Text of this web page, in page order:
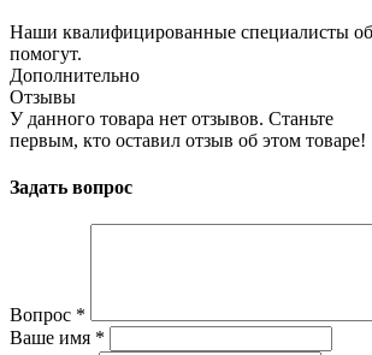
Наши квалифицированные специалисты
помогут.
Дополнительно
Отзывы
У данного товара нет отзывов. Станьте
первым, кто оставил отзыв об этом товаре!
Задать вопрос
Вопрос *
Ваше имя *